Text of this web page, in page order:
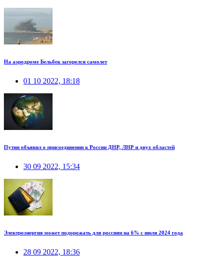
На аэродроме Бельбек загорелся самолет
01 10 2022, 18:18
Путин объявил о присоединении к России ДНР, ЛНР и двух областей
30 09 2022, 15:34
Электроэнергия может подорожать для россиян на 6% с июля 2024 года
28 09 2022, 18:36